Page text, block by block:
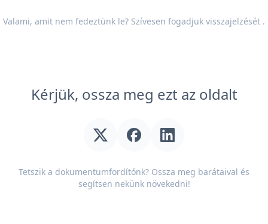
Valami, amit nem fedeztünk le? Szívesen fogadjuk visszajelzését .
Kérjük, ossza meg ezt az oldalt
Tetszik a dokumentumfordítónk? Ossza meg barátaival és
segítsen nekünk növekedni!